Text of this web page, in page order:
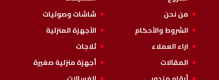
من نحن
الشروط والأحكام
اراء العملاء
المقالات
شاشات وصوتيات
الأجهزة المنزلية
ثلاجات
أجهزة منزلية صغيرة